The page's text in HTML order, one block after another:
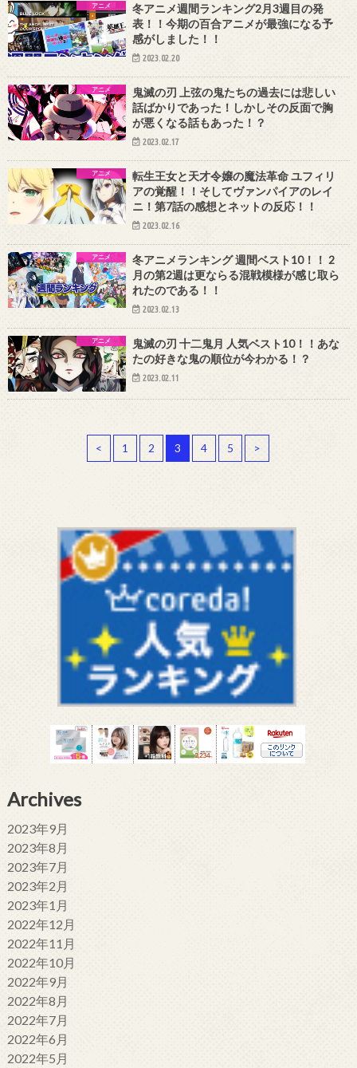
アニメ
冬アニメ週間ランキング2月3週目の発
表！！今期の百合アニメが最強になる予
感がしました！！
2023.02.20
アニメ
鬼滅の刃 上弦の鬼たちの過去には悲しい
話ばかりであった！しかしその反面で胸
が悪くなる話もあった！？
2023.02.17
アニメ
転生王女と天才令嬢の魔法革命 ユフィリ
アの覚醒！！そしてヴァンパイアのレイ
ニ！第7話の感想とネットの反応！！
2023.02.16
アニメ
冬アニメランキング 週間ベスト10！！ 2
月の第2週は更ならる混戦模様が感じ取ら
れたのである！！
2023.02.13
アニメ
鬼滅の刃 十二鬼月 人気ベスト10！！あな
たの好きな鬼の順位が今わかる！？
2023.02.11
< 1 2 3 4 5 >
Archives
2023年9月
2023年8月
2023年7月
2023年2月
2023年1月
2022年12月
2022年11月
2022年10月
2022年9月
2022年8月
2022年7月
2022年6月
2022年5月